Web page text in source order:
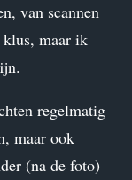
van scannen
klus, maar ik
regelmatig
maar ook
(na de foto)